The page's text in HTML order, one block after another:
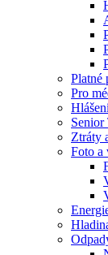
Platné
Pro
Senior
Ztráty
Foto a